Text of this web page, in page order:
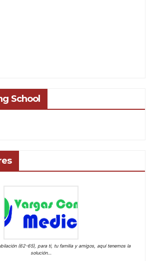
School
(62-65), para ti, tu familia y amigos, aquí tenemos la
solución…